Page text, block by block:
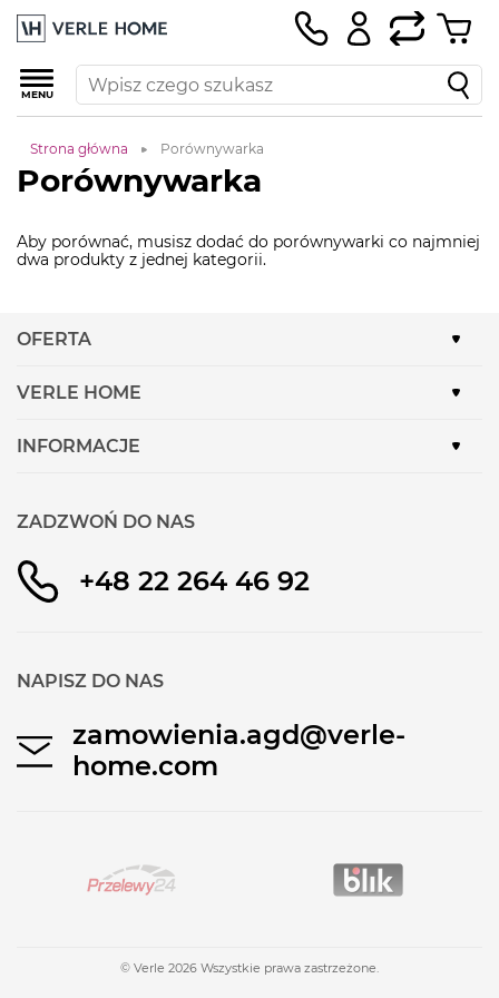
MENU
Strona główna Porównywarka
Porównywarka
Aby porównać, musisz dodać do porównywarki co najmniej
dwa produkty z jednej kategorii.
OFERTA
VERLE HOME
INFORMACJE
ZADZWOŃ DO NAS
+48 22 264 46 92
NAPISZ DO NAS
zamowienia.agd@verle-
home.com
© Verle 2026 Wszystkie prawa zastrzeżone.